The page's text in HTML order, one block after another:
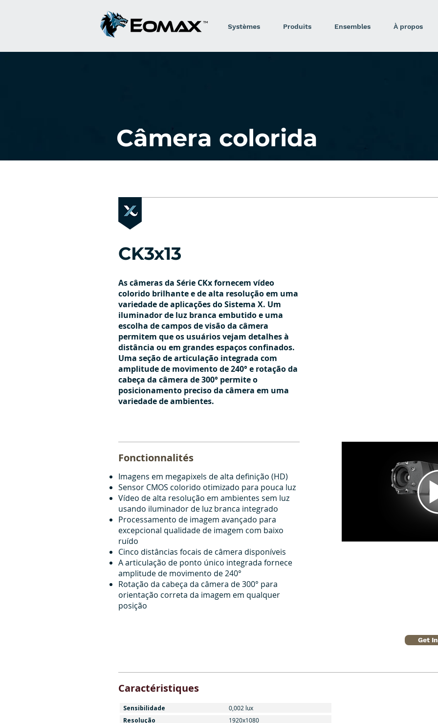
Systèmes Produits Ensembles À propos
Câmera colorida
CK3x13
As câmeras da Série CKx fornecem vídeo
colorido brilhante e de alta resolução em uma
variedade de aplicações do Sistema X. Um
iluminador de luz branca embutido e uma
escolha de campos de visão da câmera
permitem que os usuários vejam detalhes à
distância ou em grandes espaços confinados.
Uma seção de articulação integrada com
amplitude de movimento de 240° e rotação da
cabeça da câmera de 300° permite o
posicionamento preciso da câmera em uma
variedade de ambientes.
Fonctionnalités
Imagens em megapixels de alta definição (HD)
Sensor CMOS colorido otimizado para pouca luz
Vídeo de alta resolução em ambientes sem luz
usando iluminador de luz branca integrado
Processamento de imagem avançado para
excepcional qualidade de imagem com baixo
ruído
Cinco distâncias focais de câmera disponíveis
A articulação de ponto único integrada fornece
amplitude de movimento de 240°
Rotação da cabeça da câmera de 300° para
orientação correta da imagem em qualquer
posição
Get
Caractéristiques
Sensibilidade 0,002 lux
Resolução 1920x1080